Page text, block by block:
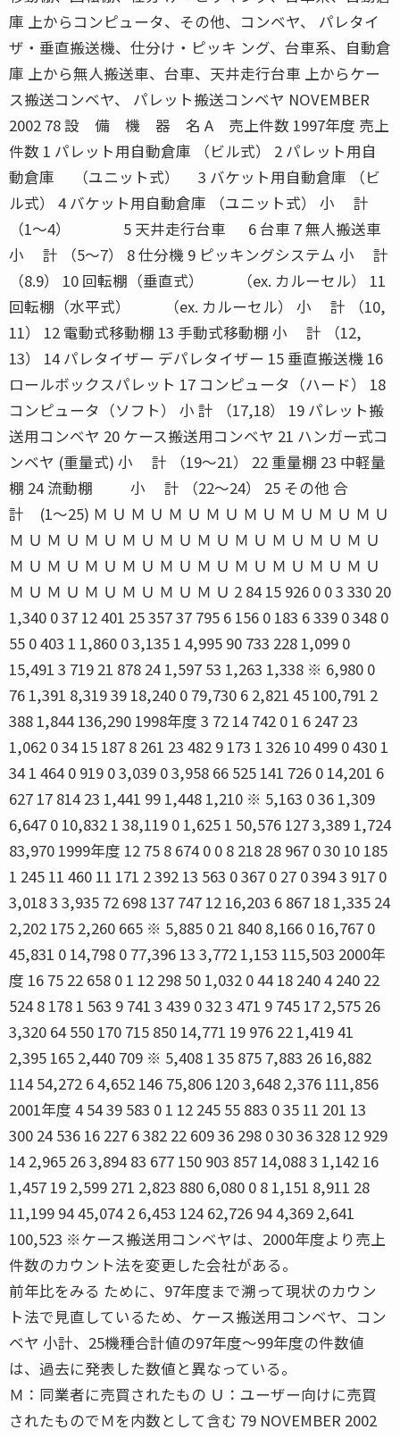
庫 上からコンピュータ、その他、コンベヤ、 パレタイ
ザ・垂直搬送機、仕分け・ピッキ ング、台車系、自動倉
庫 上から無人搬送車、台車、天井走行台車 上からケー
ス搬送コンベヤ、 パレット搬送コンベヤ NOVEMBER
2002 78 設 備 機 器 名 A 売上件数 1997年度 売上
件数 1 パレット用自動倉庫 （ビル式） 2 パレット用自
動倉庫 （ユニット式） 3 バケット用自動倉庫 （ビ
ル式） 4 バケット用自動倉庫 （ユニット式） 小 計
（1〜4） 5 天井走行台車 6 台車 7 無人搬送車
小 計 （5〜7） 8 仕分機 9 ピッキングシステム 小 計
（8.9） 10 回転棚（垂直式） （ex. カルーセル） 11
回転棚（水平式） （ex. カルーセル） 小 計 （10,
11） 12 電動式移動棚 13 手動式移動棚 小 計 （12,
13） 14 パレタイザー デパレタイザー 15 垂直搬送機 16
ロールボックスパレット 17 コンピュータ（ハード） 18
コンピュータ（ソフト） 小 計 （17,18） 19 パレット搬
送用コンベヤ 20 ケース搬送用コンベヤ 21 ハンガー式コ
ンベヤ (重量式) 小 計 （19〜21） 22 重量棚 23 中軽量
棚 24 流動棚 小 計 （22〜24） 25 その他 合
計 (1〜25) Ｍ Ｕ Ｍ Ｕ Ｍ Ｕ Ｍ Ｕ Ｍ Ｕ Ｍ Ｕ Ｍ Ｕ Ｍ Ｕ
Ｍ Ｕ Ｍ Ｕ Ｍ Ｕ Ｍ Ｕ Ｍ Ｕ Ｍ Ｕ Ｍ Ｕ Ｍ Ｕ Ｍ Ｕ Ｍ Ｕ
Ｍ Ｕ Ｍ Ｕ Ｍ Ｕ Ｍ Ｕ Ｍ Ｕ Ｍ Ｕ Ｍ Ｕ Ｍ Ｕ Ｍ Ｕ Ｍ Ｕ
Ｍ Ｕ Ｍ Ｕ Ｍ Ｕ Ｍ Ｕ Ｍ Ｕ Ｍ Ｕ 2 84 15 926 0 0 3 330 20
1,340 0 37 12 401 25 357 37 795 6 156 0 183 6 339 0 348 0
55 0 403 1 1,860 0 3,135 1 4,995 90 733 228 1,099 0
15,491 3 719 21 878 24 1,597 53 1,263 1,338 ※ 6,980 0
76 1,391 8,319 39 18,240 0 79,730 6 2,821 45 100,791 2
388 1,844 136,290 1998年度 3 72 14 742 0 1 6 247 23
1,062 0 34 15 187 8 261 23 482 9 173 1 326 10 499 0 430 1
34 1 464 0 919 0 3,039 0 3,958 66 525 141 726 0 14,201 6
627 17 814 23 1,441 99 1,448 1,210 ※ 5,163 0 36 1,309
6,647 0 10,832 1 38,119 0 1,625 1 50,576 127 3,389 1,724
83,970 1999年度 12 75 8 674 0 0 8 218 28 967 0 30 10 185
1 245 11 460 11 171 2 392 13 563 0 367 0 27 0 394 3 917 0
3,018 3 3,935 72 698 137 747 12 16,203 6 867 18 1,335 24
2,202 175 2,260 665 ※ 5,885 0 21 840 8,166 0 16,767 0
45,831 0 14,798 0 77,396 13 3,772 1,153 115,503 2000年
度 16 75 22 658 0 1 12 298 50 1,032 0 44 18 240 4 240 22
524 8 178 1 563 9 741 3 439 0 32 3 471 9 745 17 2,575 26
3,320 64 550 170 715 850 14,771 19 976 22 1,419 41
2,395 165 2,440 709 ※ 5,408 1 35 875 7,883 26 16,882
114 54,272 6 4,652 146 75,806 120 3,648 2,376 111,856
2001年度 4 54 39 583 0 1 12 245 55 883 0 35 11 201 13
300 24 536 16 227 6 382 22 609 36 298 0 30 36 328 12 929
14 2,965 26 3,894 83 677 150 903 857 14,088 3 1,142 16
1,457 19 2,599 271 2,823 880 6,080 0 8 1,151 8,911 28
11,199 94 45,074 2 6,453 124 62,726 94 4,369 2,641
100,523 ※ケース搬送用コンベヤは、2000年度より売上
件数のカウント法を変更した会社がある。
前年比をみる ために、97年度まで溯って現状のカウン
ト法で見直しているため、ケース搬送用コンベヤ、コン
ベヤ 小計、25機種合計値の97年度〜99年度の件数値
は、過去に発表した数値と異なっている。
Ｍ：同業者に売買されたもの Ｕ：ユーザー向けに売買
されたものでＭを内数として含む 79 NOVEMBER 2002